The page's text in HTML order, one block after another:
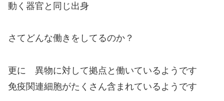
動く器官と同じ出身
さてどんな働きをしてるのか？
更に 異物に対して拠点と働いているようです
免疫関連細胞がたくさん含まれているようです